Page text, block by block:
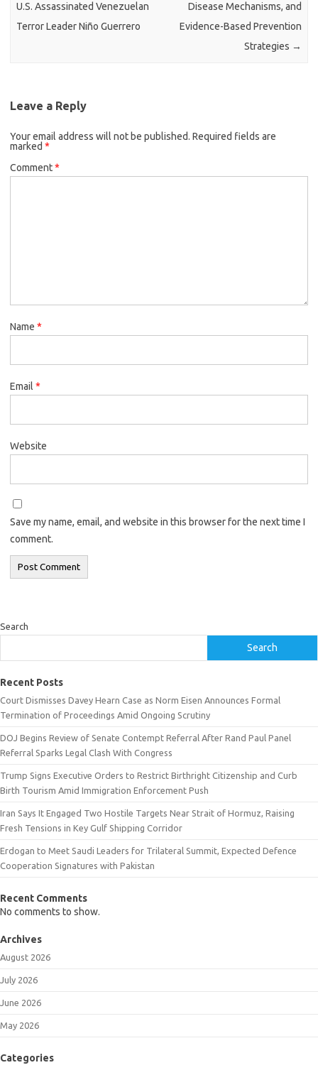
U.S. Assassinated Venezuelan
Terror Leader Niño Guerrero
Disease Mechanisms, and
Evidence-Based Prevention
Strategies →
Leave a Reply
Your email address will not be published. Required fields are
marked *
Comment*
Name *
Email *
Website
Save my name, email, and website in this browser for the next time I
comment.
Search
Search
Recent Posts
Court Dismisses Davey Hearn Case as Norm Eisen Announces Formal
Termination of Proceedings Amid Ongoing Scrutiny
DOJ Begins Review of Senate Contempt Referral After Rand Paul Panel
Referral Sparks Legal Clash With Congress
Trump Signs Executive Orders to Restrict Birthright Citizenship and Curb
Birth Tourism Amid Immigration Enforcement Push
Iran Says It Engaged Two Hostile Targets Near Strait of Hormuz, Raising
Fresh Tensions in Key Gulf Shipping Corridor
Erdogan to Meet Saudi Leaders for Trilateral Summit, Expected Defence
Cooperation Signatures with Pakistan
Recent Comments
No comments to show.
Archives
August 2026
July 2026
June 2026
May 2026
Categories